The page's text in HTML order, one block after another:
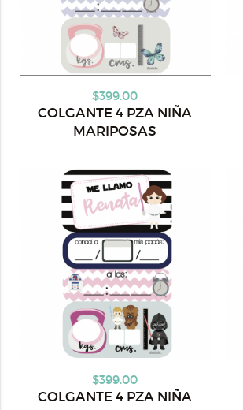
$399.00
COLGANTE 4 PZA NIÑA
MARIPOSAS
$399.00
COLGANTE 4 PZA NIÑA